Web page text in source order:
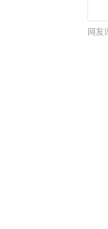
网友